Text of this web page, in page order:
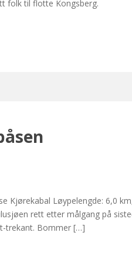
folk til flotte Kongsberg.
Kjørekabal Løypelengde: 6,0
rett etter målgang på
trekant. Bommer […]